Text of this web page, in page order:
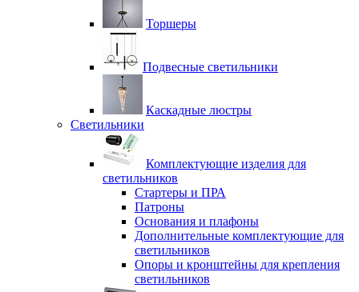
Торшеры
Подвесные светильники
Каскадные люстры
Светильники
Комплектующие изделия для
светильников
Стартеры и ПРА
Патроны
Основания и плафоны
Дополнительные комплектующие для
светильников
Опоры и кронштейны для крепления
светильников